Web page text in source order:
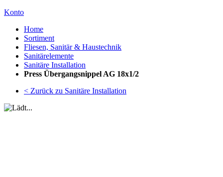
Konto
Home
Sortiment
Fliesen, Sanitär & Haustechnik
Sanitärelemente
Sanitäre Installation
Press Übergangsnippel AG 18x1/2
< Zurück zu Sanitäre Installation